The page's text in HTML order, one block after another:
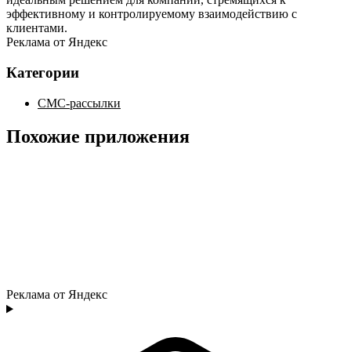
эффективному и контролируемому взаимодействию с
клиентами.
Реклама от Яндекс
Категории
СМС-рассылки
Похожие приложения
Реклама от Яндекс